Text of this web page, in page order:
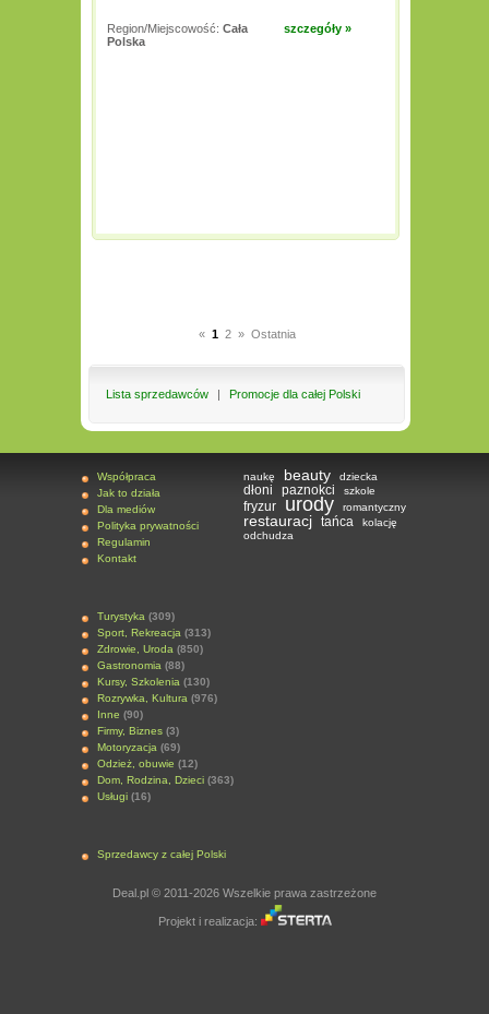
szczegóły »
Region/Miejscowość: Cała
Polska
« 1 2 » Ostatnia
Lista sprzedawców | Promocje dla całej Polski
Współpraca
Jak to działa
Dla mediów
Polityka prywatności
Regulamin
Kontakt
Turystyka (309)
Sport, Rekreacja (313)
Zdrowie, Uroda (850)
Gastronomia (88)
Kursy, Szkolenia (130)
Rozrywka, Kultura (976)
Inne (90)
Firmy, Biznes (3)
Motoryzacja (69)
Odzież, obuwie (12)
Dom, Rodzina, Dzieci (363)
Usługi (16)
Sprzedawcy z całej Polski
naukę beauty dziecka
dłoni paznokci szkole
fryzur urody romantyczny
restauracj tańca
kolację
odchudza
Deal.pl © 2011-2026 Wszelkie prawa zastrzeżone
Projekt i realizacja: